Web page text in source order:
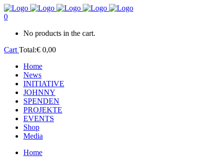
0
No products in the cart.
Cart Total:€ 0,00
Home
News
INITIATIVE
JOHNNY
SPENDEN
PROJEKTE
EVENTS
Shop
Media
Home